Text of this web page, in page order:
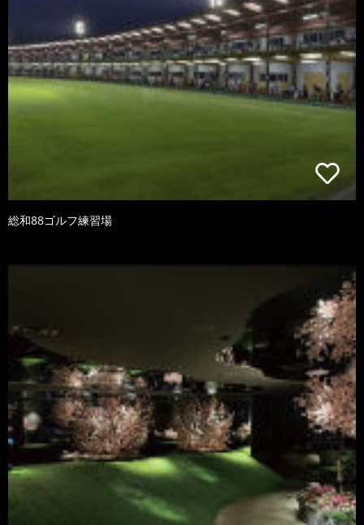
総和88ゴルフ練習場